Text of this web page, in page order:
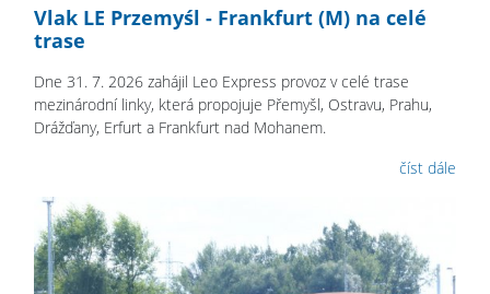
Vlak LE Przemyśl - Frankfurt (M) na celé
trase
Dne 31. 7. 2026 zahájil Leo Express provoz v celé trase
mezinárodní linky, která propojuje Přemyšl, Ostravu, Prahu,
Drážďany, Erfurt a Frankfurt nad Mohanem.
číst dále